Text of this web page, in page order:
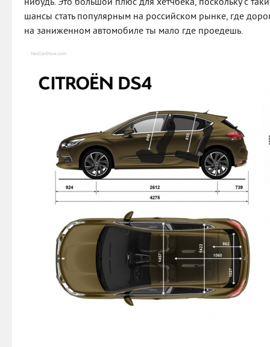
шансы стать популярным на российском рынке, где
на заниженном автомобиле ты мало где проедешь.